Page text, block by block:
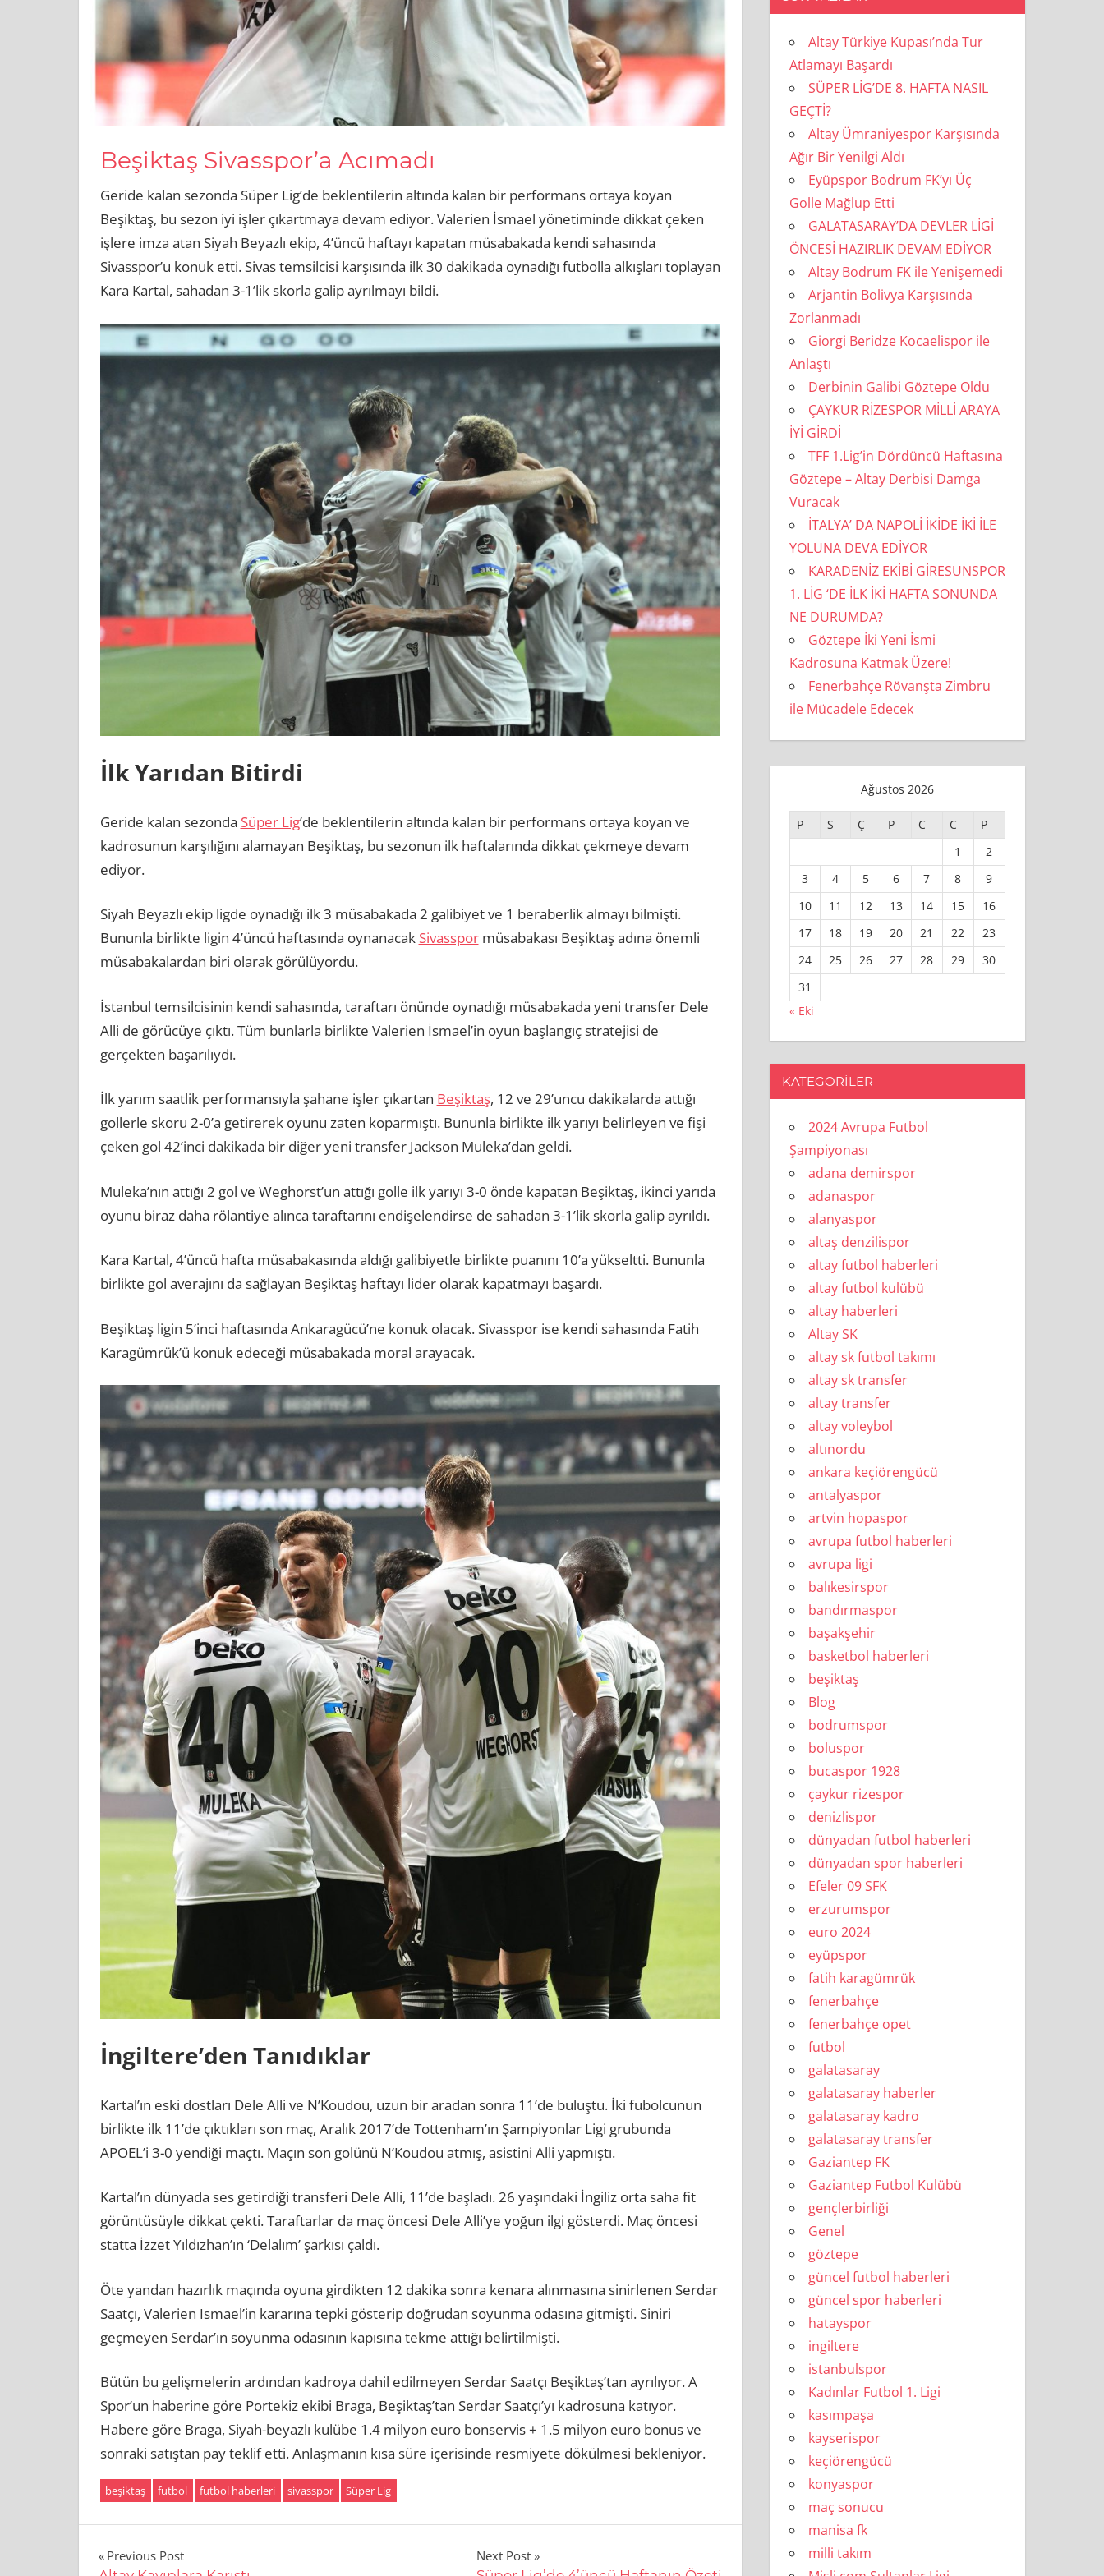
Beşiktaş Sivasspor’a Acımadı
Geride kalan sezonda Süper Lig’de beklentilerin altında kalan bir performans ortaya koyan
Beşiktaş, bu sezon iyi işler çıkartmaya devam ediyor. Valerien İsmael yönetiminde dikkat çeken
işlere imza atan Siyah Beyazlı ekip, 4’üncü haftayı kapatan müsabakada kendi sahasında
Sivasspor’u konuk etti. Sivas temsilcisi karşısında ilk 30 dakikada oynadığı futbolla alkışları toplayan
Kara Kartal, sahadan 3-1’lik skorla galip ayrılmayı bildi.
İlk Yarıdan Bitirdi
Geride kalan sezonda Süper Lig’de beklentilerin altında kalan bir performans ortaya koyan ve
kadrosunun karşılığını alamayan Beşiktaş, bu sezonun ilk haftalarında dikkat çekmeye devam
ediyor.
Siyah Beyazlı ekip ligde oynadığı ilk 3 müsabakada 2 galibiyet ve 1 beraberlik almayı bilmişti.
Bununla birlikte ligin 4’üncü haftasında oynanacak Sivasspormüsabakası Beşiktaş adına önemli
müsabakalardan biri olarak görülüyordu.
İstanbul temsilcisinin kendi sahasında, taraftarı önünde oynadığı müsabakada yeni transfer Dele
Alli de görücüye çıktı. Tüm bunlarla birlikte Valerien İsmael’in oyun başlangıç stratejisi de
gerçekten başarılıydı.
İlk yarım saatlik performansıyla şahane işler çıkartan Beşiktaş, 12 ve 29’uncu dakikalarda attığı
gollerle skoru 2-0’a getirerek oyunu zaten koparmıştı. Bununla birlikte ilk yarıyı belirleyen ve fişi
çeken gol 42’inci dakikada bir diğer yeni transfer Jackson Muleka’dan geldi.
Muleka’nın attığı 2 gol ve Weghorst’un attığı golle ilk yarıyı 3-0 önde kapatan Beşiktaş, ikinci yarıda
oyunu biraz daha rölantiye alınca taraftarını endişelendirse de sahadan 3-1’lik skorla galip ayrıldı.
Kara Kartal, 4’üncü hafta müsabakasında aldığı galibiyetle birlikte puanını 10’a yükseltti. Bununla
birlikte gol averajını da sağlayan Beşiktaş haftayı lider olarak kapatmayı başardı.
Beşiktaş ligin 5’inci haftasında Ankaragücü’ne konuk olacak. Sivasspor ise kendi sahasında Fatih
Karagümrük’ü konuk edeceği müsabakada moral arayacak.
İngiltere’den Tanıdıklar
Kartal’ın eski dostları Dele Alli ve N’Koudou, uzun bir aradan sonra 11’de buluştu. İki fubolcunun
birlikte ilk 11’de çıktıkları son maç, Aralık 2017’de Tottenham’ın Şampiyonlar Ligi grubunda
APOEL’i 3-0 yendiği maçtı. Maçın son golünü N’Koudou atmış, asistini Alli yapmıştı.
Kartal’ın dünyada ses getirdiği transferi Dele Alli, 11’de başladı. 26 yaşındaki İngiliz orta saha fit
görüntüsüyle dikkat çekti. Taraftarlar da maç öncesi Dele Alli’ye yoğun ilgi gösterdi. Maç öncesi
statta İzzet Yıldızhan’ın ‘Delalım’ şarkısı çaldı.
Öte yandan hazırlık maçında oyuna girdikten 12 dakika sonra kenara alınmasına sinirlenen Serdar
Saatçı, Valerien Ismael’in kararına tepki gösterip doğrudan soyunma odasına gitmişti. Siniri
geçmeyen Serdar’ın soyunma odasının kapısına tekme attığı belirtilmişti.
Bütün bu gelişmelerin ardından kadroya dahil edilmeyen Serdar Saatçı Beşiktaş’tan ayrılıyor. A
Spor’un haberine göre Portekiz ekibi Braga, Beşiktaş’tan Serdar Saatçı’yı kadrosuna katıyor.
Habere göre Braga, Siyah-beyazlı kulübe 1.4 milyon euro bonservis + 1.5 milyon euro bonus ve
sonraki satıştan pay teklif etti. Anlaşmanın kısa süre içerisinde resmiyete dökülmesi bekleniyor.
beşiktaş futbol futbol haberleri sivasspor Süper Lig
Yazı
Previous Post
Next Post
Altay Türkiye Kupası’nda Tur
Atlamayı Başardı
SÜPER LİG’DE 8. HAFTA NASIL
GEÇTİ?
Altay Ümraniyespor Karşısında
Ağır Bir Yenilgi Aldı
Eyüpspor Bodrum FK’yı Üç
Golle Mağlup Etti
GALATASARAY’DA DEVLER LİGİ
ÖNCESİ HAZIRLIK DEVAM EDİYOR
Altay Bodrum FK ile Yenişemedi
Arjantin Bolivya Karşısında
Zorlanmadı
Giorgi Beridze Kocaelispor ile
Anlaştı
Derbinin Galibi Göztepe Oldu
ÇAYKUR RİZESPOR MİLLİ ARAYA
İYİ GİRDİ
TFF 1.Lig’in Dördüncü Haftasına
Göztepe – Altay Derbisi Damga
Vuracak
İTALYA’ DA NAPOLİ İKİDE İKİ İLE
YOLUNA DEVA EDİYOR
KARADENİZ EKİBİ GİRESUNSPOR
1. LİG ‘DE İLK İKİ HAFTA SONUNDA
NE DURUMDA?
Göztepe İki Yeni İsmi
Kadrosuna Katmak Üzere!
Fenerbahçe Rövanşta Zimbru
ile Mücadele Edecek
Ağustos 2026
P S Ç P C C
P
1
2
3
4 5 6 7 8
9
10
11 12 13 14 15
16
17
18 19 20 21 22
23
24
25 26 27 28 29
30
31
« Eki
KATEGORILER
2024 Avrupa Futbol
Şampiyonası
adana demirspor
adanaspor
alanyaspor
altaş denzilispor
altay futbol haberleri
altay futbol kulübü
altay haberleri
Altay SK
altay sk futbol takımı
altay sk transfer
altay transfer
altay voleybol
altınordu
ankara keçiörengücü
antalyaspor
artvin hopaspor
avrupa futbol haberleri
avrupa ligi
balıkesirspor
bandırmaspor
başakşehir
basketbol haberleri
beşiktaş
Blog
bodrumspor
boluspor
bucaspor 1928
çaykur rizespor
denizlispor
dünyadan futbol haberleri
dünyadan spor haberleri
Efeler 09 SFK
erzurumspor
euro 2024
eyüpspor
fatih karagümrük
fenerbahçe
fenerbahçe opet
futbol
galatasaray
galatasaray haberler
galatasaray kadro
galatasaray transfer
Gaziantep FK
Gaziantep Futbol Kulübü
gençlerbirliği
Genel
göztepe
güncel futbol haberleri
güncel spor haberleri
hatayspor
ingiltere
istanbulspor
Kadınlar Futbol 1. Ligi
kasımpaşa
kayserispor
keçiörengücü
konyaspor
maç sonucu
manisa fk
milli takım